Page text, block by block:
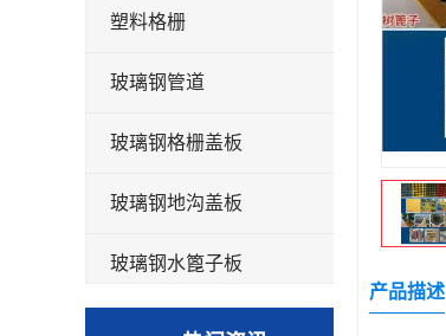
塑料格栅
玻璃钢管道
玻璃钢格栅盖板
玻璃钢地沟盖板
玻璃钢水篦子板
产品描述